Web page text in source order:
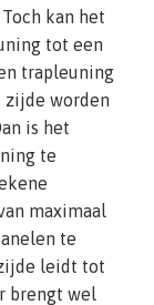
kan het
tot een
trapleuning
zijde worden
is het
te
maximaal
te
leidt tot
brengt wel